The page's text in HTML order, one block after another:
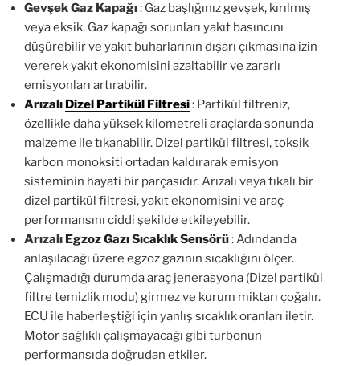
Gevşek Gaz Kapağı: Gaz başlığınız gevşek, kırılmış
veya eksik. Gaz kapağı sorunları yakıt basıncını
düşürebilir ve yakıt buharlarının dışarı çıkmasına izin
vererek yakıt ekonomisini azaltabilir ve zararlı
emisyonları artırabilir.
Arızalı Dizel Partikül Filtresi: Partikül filtreniz,
özellikle daha yüksek kilometreli araçlarda sonunda
malzeme ile tıkanabilir. Dizel partikül filtresi, toksik
karbon monoksiti ortadan kaldırarak emisyon
sisteminin hayati bir parçasıdır. Arızalı veya tıkalı bir
dizel partikül filtresi, yakıt ekonomisini ve araç
performansını ciddi şekilde etkileyebilir.
Arızalı Egzoz Gazı Sıcaklık Sensörü: Adındanda
anlaşılacağı üzere egzoz gazının sıcaklığını ölçer.
Çalışmadığı durumda araç jenerasyona (Dizel partikül
filtre temizlik modu) girmez ve kurum miktarı çoğalır.
ECU ile haberleştiği için yanlış sıcaklık oranları iletir.
Motor sağlıklı çalışmayacağı gibi turbonun
performansıda doğrudan etkiler.